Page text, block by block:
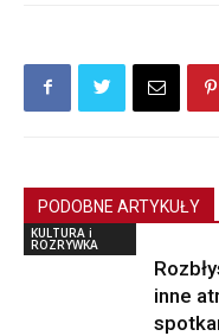
PODOBNE ARTYKUŁY
KULTURA i
ROZRYWKA
inne